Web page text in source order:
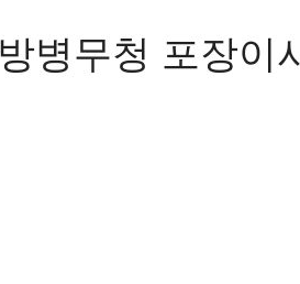
병무청 포장이